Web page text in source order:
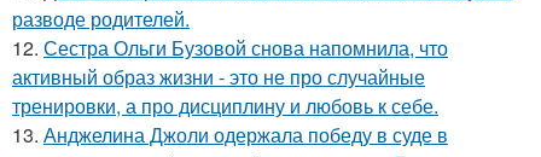
разводе родителей.
12. Сестра Ольги Бузовой снова напомнила, что
активный образ жизни - это не про случайные
тренировки, а про дисциплину и любовь к себе.
13. Анджелина Джоли одержала победу в суде в